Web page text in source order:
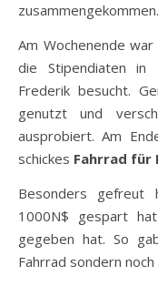
zusammengekommen.
Am Wochenende
die Stipendiaten in
Frederik besucht.
genutzt und
ausprobiert. Am
schickes Fahrrad für
Besonders gefreut
1000N$ gespart
gegeben hat. So
Fahrrad sondern